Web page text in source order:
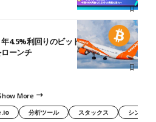
4.5%利回りのビットコインアプリ
ローンチ
More
分析ツール スタックス シンボル